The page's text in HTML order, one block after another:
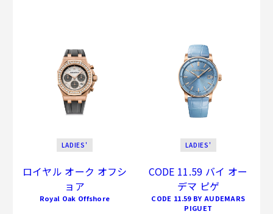
LADIES'
ロイヤル オーク オフシ
ョア
Royal Oak Offshore
LADIES'
CODE 11.59 バイ オー
デマ ピゲ
CODE 11.59 BY AUDEMARS
PIGUET